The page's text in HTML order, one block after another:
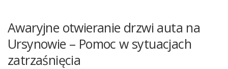
ELEKTRYK SAMOCHODOWY BLOG KONTAKT
Awaryjne otwieranie drzwi auta na
Ursynowie – Pomoc w sytuacjach
zatrzaśnięcia